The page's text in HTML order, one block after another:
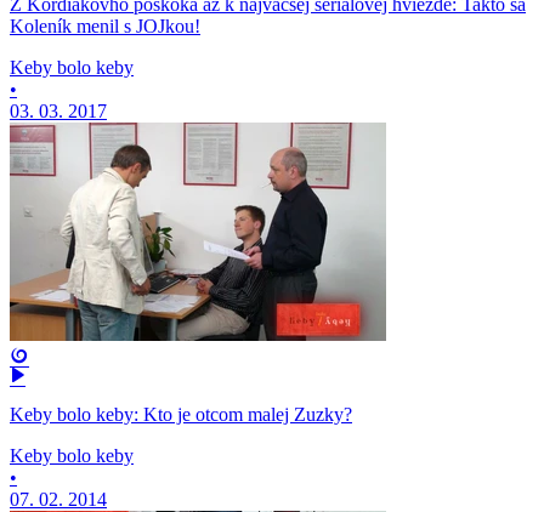
Z Kordiakovho poskoka až k najväčšej seriálovej hviezde: Takto sa
Koleník menil s JOJkou!
Keby bolo keby
•
03. 03. 2017
Keby bolo keby: Kto je otcom malej Zuzky?
Keby bolo keby
•
07. 02. 2014